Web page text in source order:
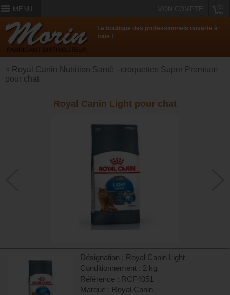
MENU MON COMPTE
La boutique des professionnels ouverte à
tous !
< Royal Canin Nutrition Santé - croquettes Super Premium
pour chat
Royal Canin Light pour chat
Désignation : Royal Canin Light
Conditionnement : 2 kg
Référence : RCF4051
Marque : Royal Canin